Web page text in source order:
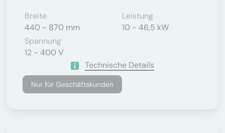
Breite
440 - 870 mm
Leistung
10 - 46,5 kW
Spannung
12 - 400 V
Technische Details
Nur für Geschäftskunden